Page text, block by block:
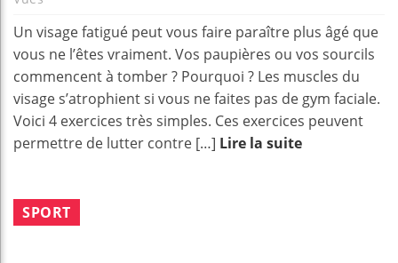
Un visage fatigué peut vous faire paraître plus âgé que
vous ne l’êtes vraiment. Vos paupières ou vos sourcils
commencent à tomber ? Pourquoi ? Les muscles du
visage s’atrophient si vous ne faites pas de gym faciale.
Voici 4 exercices très simples. Ces exercices peuvent
permettre de lutter contre […] Lire la suite
SPORT